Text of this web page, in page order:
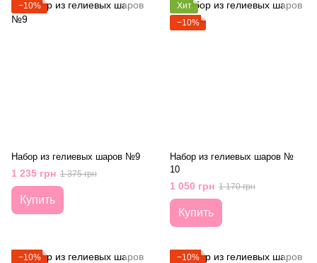
−10%
Набор из гелиевых шаров №9
1 235 грн 1 375 грн
Купить
Хит
−10%
Набор из гелиевых шаров №
10
1 050 грн 1 170 грн
Купить
−10% −10%